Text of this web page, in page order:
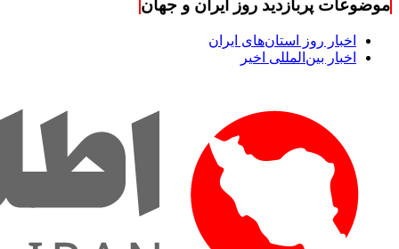
موضوعات پربازدید روز ایران و جهان
اخبار روز استان‌های ایران
اخبار بین‌المللی اخیر